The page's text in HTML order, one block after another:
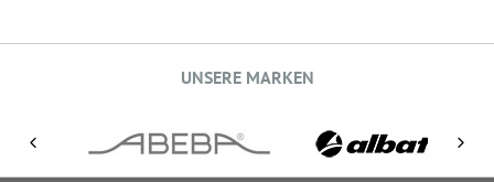
UNSERE MARKEN